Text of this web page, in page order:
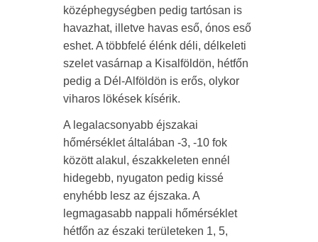
középhegységben pedig tartósan is
havazhat, illetve havas eső, ónos eső
eshet. A többfelé élénk déli, délkeleti
szelet vasárnap a Kisalföldön, hétfőn
pedig a Dél-Alföldön is erős, olykor
viharos lökések kísérik.
A legalacsonyabb éjszakai
hőmérséklet általában -3, -10 fok
között alakul, északkeleten ennél
hidegebb, nyugaton pedig kissé
enyhébb lesz az éjszaka. A
legmagasabb nappali hőmérséklet
hétfőn az északi területeken 1, 5,